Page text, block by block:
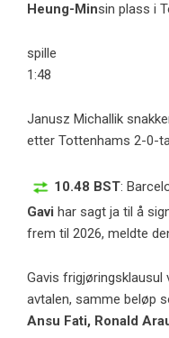
Heung-Minsin plass i
spille
1:48
Janusz Michallik
etter Tottenhams 2-0-
10.48 BST:
Gavi har sagt ja til å
frem til 2026, meldte
Gavis frigjøringsklausul
avtalen, samme beløp
Ansu Fati, Ronald